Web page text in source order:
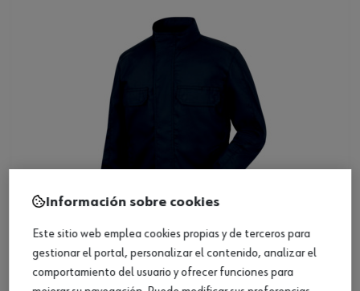
Chaqueta de soldador Cetus
Información sobre cookies
Este sitio web emplea cookies propias y de terceros para
gestionar el portal, personalizar el contenido, analizar el
comportamiento del usuario y ofrecer funciones para